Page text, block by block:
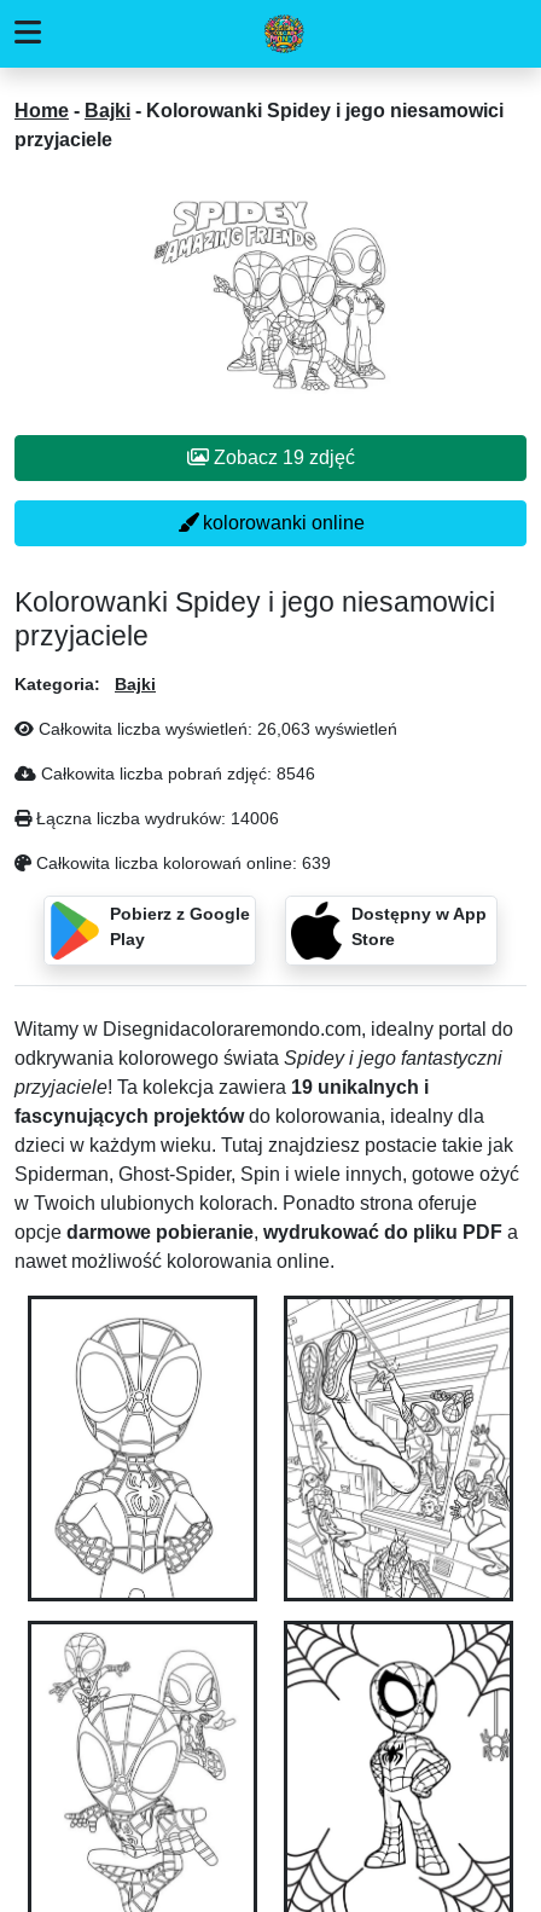
Home - Bajki - Kolorowanki Spidey i jego niesamowici
przyjaciele
Zobacz 19 zdjęć
kolorowanki online
Kolorowanki Spidey i jego niesamowici
przyjaciele
Kategoria: Bajki
Całkowita liczba wyświetleń: 26,063 wyświetleń
Całkowita liczba pobrań zdjęć: 8546
Łączna liczba wydruków: 14006
Całkowita liczba kolorowań online: 639
Pobierz z Google
Play
Dostępny w App
Store
Witamy w Disegnidacoloraremondo.com, idealny portal do
odkrywania kolorowego świata Spidey i jego fantastyczni
przyjaciele! Ta kolekcja zawiera 19 unikalnych i
fascynujących projektówdo kolorowania, idealny dla
dzieci w każdym wieku. Tutaj znajdziesz postacie takie jak
Spiderman, Ghost-Spider, Spin i wiele innych, gotowe ożyć
w Twoich ulubionych kolorach. Ponadto strona oferuje
opcje darmowe pobieranie, wydrukować do pliku PDF a
nawet możliwość kolorowania online.